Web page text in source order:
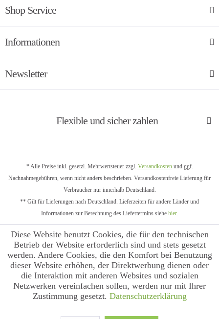
Shop Service
Informationen
Newsletter
Flexible und sicher zahlen
* Alle Preise inkl. gesetzl. Mehrwertsteuer zzgl. Versandkostenund ggf.
Nachnahmegebühren, wenn nicht anders beschrieben. Versandkostenfreie Lieferung für
Verbraucher nur innerhalb Deutschland.
** Gilt für Lieferungen nach Deutschland. Lieferzeiten für andere Länder und
Informationen zur Berechnung des Liefertermins siehe hier.
Diese Website benutzt Cookies, die für den technischen
Betrieb der Website erforderlich sind und stets gesetzt
werden. Andere Cookies, die den Komfort bei Benutzung
dieser Website erhöhen, der Direktwerbung dienen oder
die Interaktion mit anderen Websites und sozialen
Netzwerken vereinfachen sollen, werden nur mit Ihrer
Zustimmung gesetzt. Datenschutzerklärung